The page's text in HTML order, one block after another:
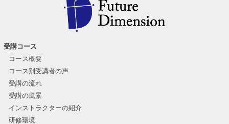
受講コース
コース概要
コース別受講者の声
受講の流れ
受講の風景
インストラクターの紹介
研修環境